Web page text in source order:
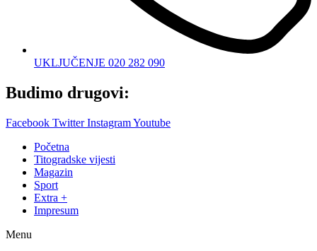
UKLJUČENJE 020 282 090
Budimo drugovi:
Facebook Twitter InstagramYoutube
Početna
Titogradske vijesti
Magazin
Sport
Extra +
Impresum
Menu